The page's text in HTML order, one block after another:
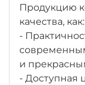
Продукцию
качества, как:
-
и
- Доступная